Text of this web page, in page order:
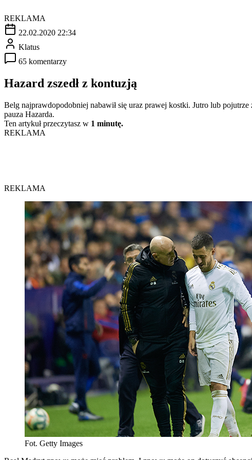
REKLAMA
22.02.2020 22:34
Klatus
65 komentarzy
Hazard zszedł z kontuzją
Belg najprawdopodobniej nabawił się uraz prawej kostki. Jutro lub
pauza Hazarda.
Ten artykuł przeczytasz w 1 minutę.
REKLAMA
REKLAMA
Fot. Getty Images